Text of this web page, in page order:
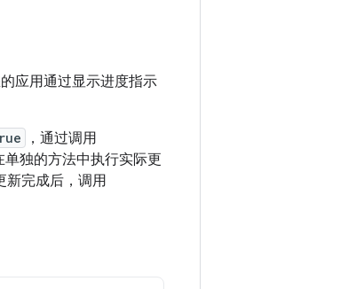
应用通过显示进度指示
，通过调用
独的方法中执行实际更
新完成后，调用